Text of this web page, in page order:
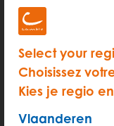
Select your
Choisissez
Kies je regio
Vlaanderen
Comment
cargo bike ?
En route avec un